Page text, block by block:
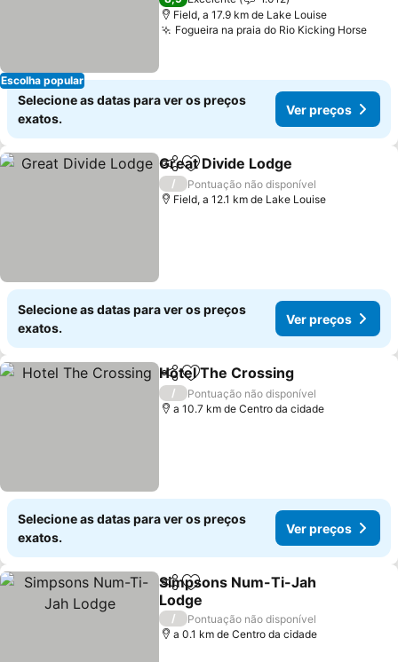
Escolha popular
Field, a 17.9 km de Lake Louise
Fogueira na praia do Rio Kicking HorseVer
Selecione as datas para ver os preços
exatos.
Ver preços
PartilharAdicionar aos favoritos
Great Divide Lodge
/
Pontuação não disponível
Field, a 12.1 km de Lake Louise
Selecione as datas para ver os preços
exatos.
Ver preços
PartilharAdicionar aos favoritos
Hotel The Crossing
/
Pontuação não disponível
a 10.7 km de Centro da cidade
Selecione as datas para ver os preços
exatos.
Ver preços
PartilharAdicionar aos favoritos
Simpsons Num-Ti-Jah
Lodge
Ver preços
/
Pontuação não disponível
a 0.1 km de Centro da cidade